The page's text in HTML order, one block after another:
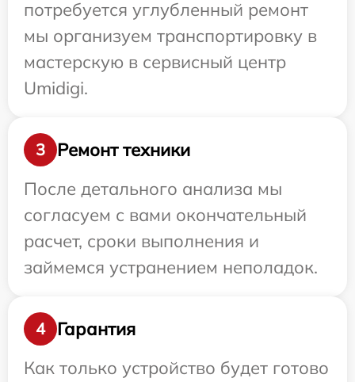
потребуется углубленный ремонт
мы организуем транспортировку в
мастерскую в сервисный центр
Umidigi.
3
Ремонт техники
После детального анализа мы
согласуем с вами окончательный
расчет, сроки выполнения и
займемся устранением неполадок.
4
Гарантия
Как только устройство будет готово